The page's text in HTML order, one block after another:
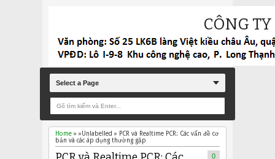
CÔNG
Select a Page
Home » »Unlabelled » PCR và Realtime PCR: Các vấn đề cơ
bản và các áp dụng thường gặp
0